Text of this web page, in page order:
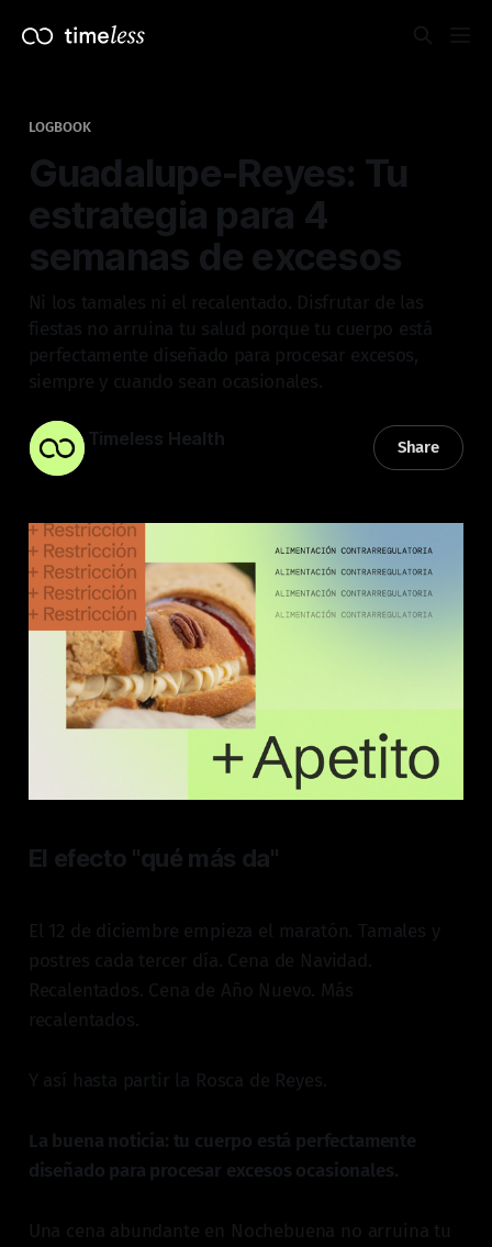
LOGBOOK
Guadalupe-Reyes: Tu
estrategia para 4
semanas de excesos
Ni los tamales ni el recalentado. Disfrutar de las
fiestas no arruina tu salud porque tu cuerpo está
perfectamente diseñado para procesar excesos,
siempre y cuando sean ocasionales.
Timeless Health Share
El efecto "qué más da"
El 12 de diciembre empieza el maratón. Tamales y
postres cada tercer día. Cena de Navidad.
Recalentados. Cena de Año Nuevo. Más
recalentados.
Y así hasta partir la Rosca de Reyes.
La buena noticia: tu cuerpo está perfectamente
diseñado para procesar excesos ocasionales.
Una cena abundante en Nochebuena no arruina tu